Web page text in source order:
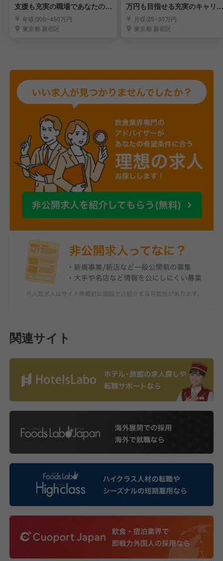
支援も充実の職場であなたの夢
を叶えませんか？
年収/300~450万円
東京都 新宿区
万円も目指せる充実のキャリア
パス！
月収/25~30万円
東京都 新宿区
関連サイト